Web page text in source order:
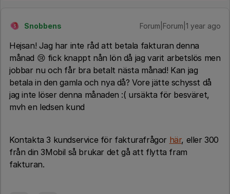
S Snobbens Forum|Forum|1 year ago
Hejsan! Jag har inte råd att betala fakturan denna
månad 😢 fick knappt nån lön då jag varit arbetslös men
jobbar nu och får bra betalt nästa månad! Kan jag
betala in den gamla och nya då? Vore jätte schysst då
jag inte löser denna månaden :( ursäkta för besväret,
mvh en ledsen kund
Kontakta 3 kundservice för fakturafrågor här, eller 300
från din 3Mobil så brukar det gå att flytta fram
fakturan.